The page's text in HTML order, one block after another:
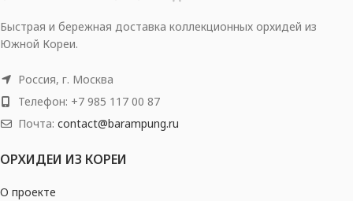
Быстрая и бережная доставка коллекционных орхидей из
Южной Кореи.
Россия, г. Москва
Телефон: +7 985 117 00 87
Почта: contact@barampung.ru
ОРХИДЕИ ИЗ КОРЕИ
О проекте